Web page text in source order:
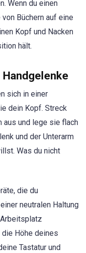
Wenn du einen
Büchern auf eine
Kopf und Nacken
hält.
sich in einer
dein Kopf. Streck
aus und lege sie flach
und der Unterarm
Was du nicht
die du
neutralen Haltung
Höhe deines
Tastatur und